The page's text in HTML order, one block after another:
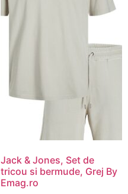
Jack & Jones, Set de
tricou si bermude, Grej By
Emag.ro